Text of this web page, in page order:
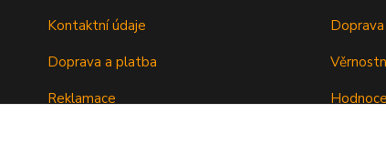
Kontaktní údaje
Doprava a platba
Reklamace